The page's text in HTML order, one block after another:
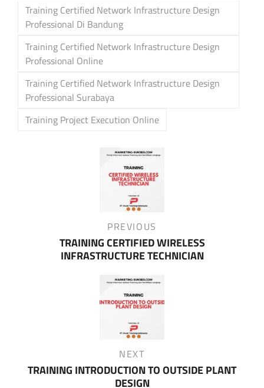
Training Certified Network Infrastructure Design
Professional Di Bandung
Training Certified Network Infrastructure Design
Professional Online
Training Certified Network Infrastructure Design
Professional Surabaya
Training Project Execution Online
PREVIOUS
TRAINING CERTIFIED WIRELESS
INFRASTRUCTURE TECHNICIAN
Post
NEXT
TRAINING INTRODUCTION TO OUTSIDE PLANT
DESIGN